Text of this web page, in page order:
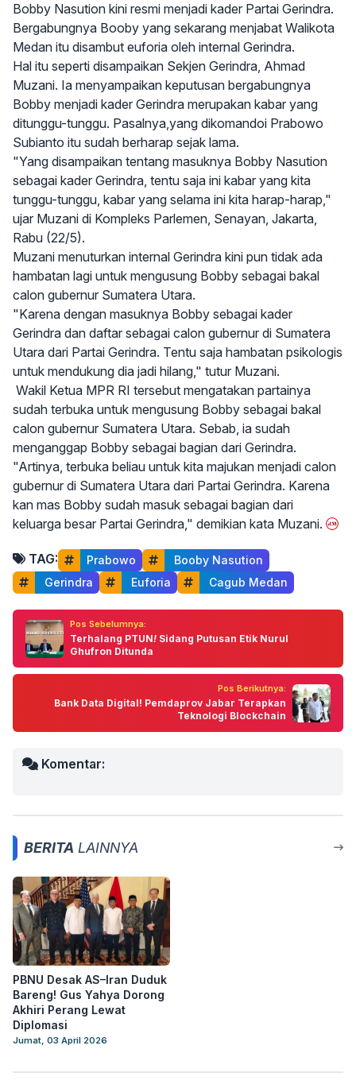
Bobby Nasution kini resmi menjadi kader Partai Gerindra.
Bergabungnya Booby yang sekarang menjabat Walikota
Medan itu disambut euforia oleh internal Gerindra.
Hal itu seperti disampaikan Sekjen Gerindra, Ahmad
Muzani. Ia menyampaikan keputusan bergabungnya
Bobby menjadi kader Gerindra merupakan kabar yang
ditunggu-tunggu. Pasalnya,yang dikomandoi Prabowo
Subianto itu sudah berharap sejak lama.
"Yang disampaikan tentang masuknya Bobby Nasution
sebagai kader Gerindra, tentu saja ini kabar yang kita
tunggu-tunggu, kabar yang selama ini kita harap-harap,"
ujar Muzani di Kompleks Parlemen, Senayan, Jakarta,
Rabu (22/5).
Muzani menuturkan internal Gerindra kini pun tidak ada
hambatan lagi untuk mengusung Bobby sebagai bakal
calon gubernur Sumatera Utara.
"Karena dengan masuknya Bobby sebagai kader
Gerindra dan daftar sebagai calon gubernur di Sumatera
Utara dari Partai Gerindra. Tentu saja hambatan psikologis
untuk mendukung dia jadi hilang," tutur Muzani.
Wakil Ketua MPR RI tersebut mengatakan partainya
sudah terbuka untuk mengusung Bobby sebagai bakal
calon gubernur Sumatera Utara. Sebab, ia sudah
menganggap Bobby sebagai bagian dari Gerindra.
"Artinya, terbuka beliau untuk kita majukan menjadi calon
gubernur di Sumatera Utara dari Partai Gerindra. Karena
kan mas Bobby sudah masuk sebagai bagian dari
keluarga besar Partai Gerindra," demikian kata Muzani.
TAG: Prabowo
Booby Nasution
Gerindra
Euforia Cagub Medan
Pos Sebelumnya:
Terhalang PTUN! Sidang Putusan Etik Nurul
Ghufron Ditunda
Pos Berikutnya:
Bank Data Digital! Pemdaprov Jabar Terapkan
Teknologi Blockchain
Komentar:
BERITA LAINNYA
PBNU Desak AS–Iran Duduk
Bareng! Gus Yahya Dorong
Akhiri Perang Lewat
Diplomasi
Jumat, 03 April 2026